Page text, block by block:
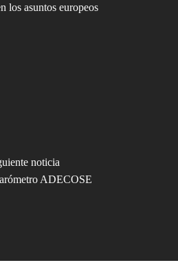
los asuntos europeos
noticia
ADECOSE